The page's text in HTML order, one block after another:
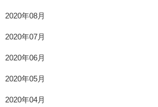
2020年08月
2020年07月
2020年06月
2020年05月
2020年04月